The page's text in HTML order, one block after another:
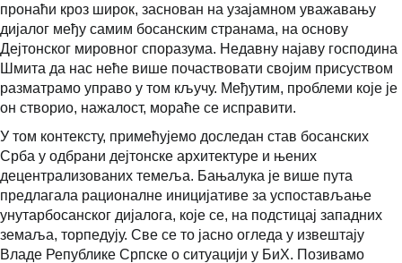
пронаћи кроз широк, заснован на узајамном уважавању
дијалог међу самим босанским странама, на основу
Дејтонског мировног споразума. Недавну најаву господина
Шмита да нас неће више почаствовати својим присуством
разматрамо управо у том кључу. Међутим, проблеми које је
он створио, нажалост, мораће се исправити.
У том контексту, примећујемо доследан став босанских
Срба у одбрани дејтонске архитектуре и њених
децентрализованих темеља. Бањалука је више пута
предлагала рационалне иницијативе за успостављање
унутарбосанског дијалога, које се, на подстицај западних
земаља, торпедују. Све се то јасно огледа у извештају
Владе Републике Српске о ситуацији у БиХ. Позивамо